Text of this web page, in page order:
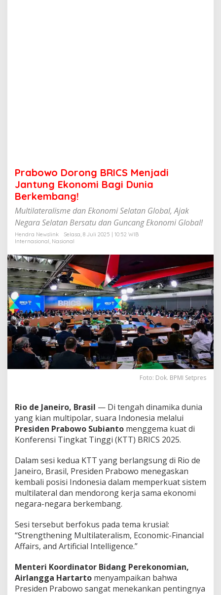
u
n
g
k
o
n
o
a
g
i
D
u
n
i
a
B
e
r
k
g
!
Prabowo Dorong BRICS Menjadi
Jantung Ekonomi Bagi Dunia
Berkembang!
Multilateralisme dan Ekonomi Selatan Global, Ajak
Negara Selatan Bersatu dan Guncang Ekonomi Global!
Hendra Newslink
Selasa, 8 Juli 2025 | 10:52 WIB
Internasional, Nasional
Foto: Dok. BPMI Setpres
Rio de Janeiro, Brasil — Di tengah dinamika dunia
yang kian multipolar, suara Indonesia melalui
Presiden Prabowo Subianto menggema kuat di
Konferensi Tingkat Tinggi (KTT) BRICS 2025.
Dalam sesi kedua KTT yang berlangsungdi Rio de
Janeiro, Brasil, Presiden Prabowo menegaskan
kembali posisi Indonesia dalam memperkuat sistem
multilateral dan mendorong kerja sama ekonomi
negara-negara berkembang.
Sesi tersebut berfokus pada tema krusial:
“Strengthening Multilateralism, Economic-Financial
Affairs, and Artificial Intelligence.”
Menteri Koordinator Bidang Perekonomian,
Airlangga Hartarto menyampaikan bahwa
Presiden Prabowo sangat menekankan pentingnya